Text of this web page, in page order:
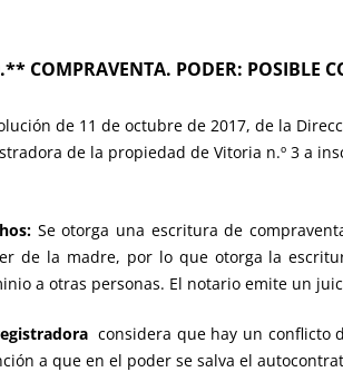
COMPRAVENTA. PODER: POSIBLE
de 11 de octubre de 2017, de la
de la propiedad de Vitoria n.º 3 a
Se otorga una escritura de
de la madre, por lo que otorga la
a otras personas. El notario emite un
considera que hay un conflicto
a que en el poder se salva el